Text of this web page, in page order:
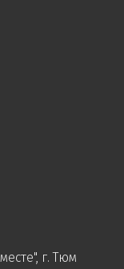
, г. Тюм